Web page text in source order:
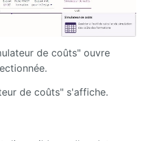
de coûts" ouvre
de coûts" s'affiche.